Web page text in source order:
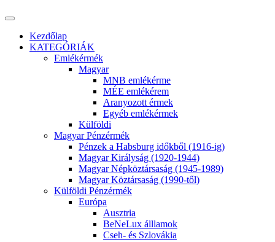
Kezdőlap
KATEGÓRIÁK
Emlékérmék
Magyar
MNB emlékérme
MÉE emlékérem
Aranyozott érmek
Egyéb emlékérmek
Külföldi
Magyar Pénzérmék
Pénzek a Habsburg időkből (1916-ig)
Magyar Királyság (1920-1944)
Magyar Népköztársaság (1945-1989)
Magyar Köztársaság (1990-től)
Külföldi Pénzérmék
Európa
Ausztria
BeNeLux álllamok
Cseh- és Szlovákia